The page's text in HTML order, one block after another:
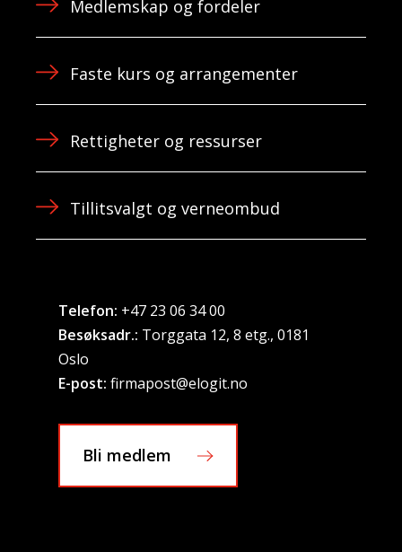
Medlemskap og fordeler
Faste kurs og arrangementer
Rettigheter og ressurser
Tillitsvalgt og verneombud
Telefon: +47 23 06 34 00
Besøksadr.: Torggata 12, 8 etg., 0181
Oslo
E-post: firmapost@elogit.no
Bli medlem